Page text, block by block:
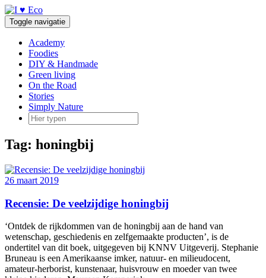
Doorgaan
naar
inhoud
Toggle navigatie
Academy
Foodies
DIY & Handmade
Green living
On the Road
Stories
Simply Nature
Tag: honingbij
26 maart 2019
Recensie: De veelzijdige honingbij
‘Ontdek de rijkdommen van de honingbij aan de hand van
wetenschap, geschiedenis en zelfgemaakte producten’, is de
ondertitel van dit boek, uitgegeven bij KNNV Uitgeverij. Stephanie
Bruneau is een Amerikaanse imker, natuur- en milieudocent,
amateur-herborist, kunstenaar, huisvrouw en moeder van twee